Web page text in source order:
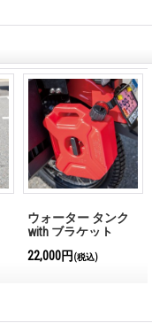
ウォーター タンク
with ブラケット
22,000円 (税込)